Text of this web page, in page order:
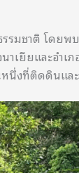
รมชาติ โดย
เยียและอำเ
หนึ่งที่ติดดินแล